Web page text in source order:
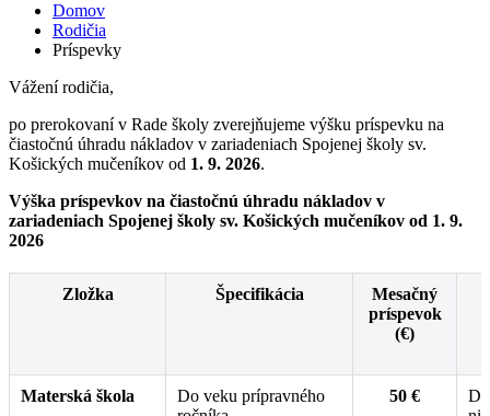
Domov
Rodičia
Príspevky
Vážení rodičia,
po prerokovaní v Rade školy zverejňujeme výšku príspevku na
čiastočnú úhradu nákladov v zariadeniach Spojenej školy sv.
Košických mučeníkov od 1. 9. 2026.
Výška príspevkov na čiastočnú úhradu nákladov v
zariadeniach Spojenej školy sv. Košických mučeníkov od 1. 9.
2026
Zložka Špecifikácia
Mesačný
príspevok
(€)
Materská škola
Do veku prípravného
50 €